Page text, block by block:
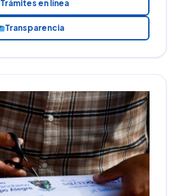
Trámites en línea
Transparencia